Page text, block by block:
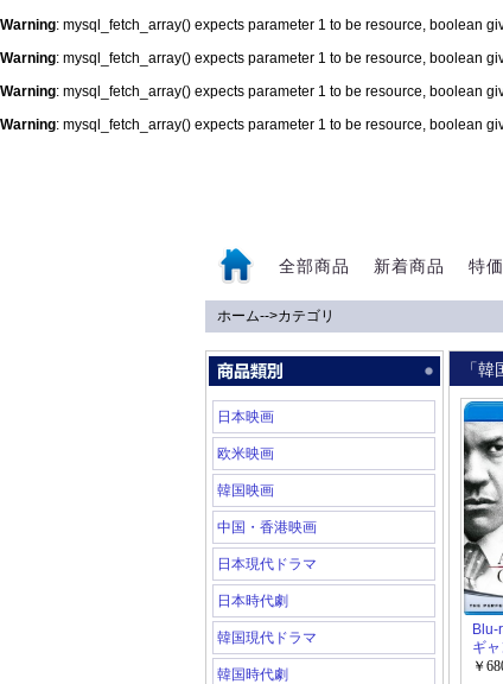
Warning: mysql_fetch_array() expects parameter 1 to be resource, boolean
Warning: mysql_fetch_array() expects parameter 1 to be resource, boolean
Warning: mysql_fetch_array() expects parameter 1 to be resource, boolean
Warning: mysql_fetch_array() expects parameter 1 to be resource, boolean
全部商品 新着商品 特
ホーム-->カテゴリ
日本映画
欧米映画
韓国映画
中国・香港映画
日本現代ドラマ
日本時代劇
韓国現代ドラマ
韓国時代劇
「
Blu-
ギ
￥